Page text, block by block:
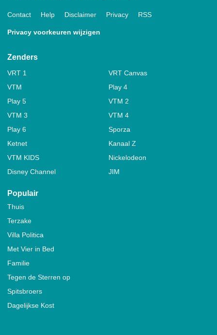
Contact Help Disclaimer Privacy RSS
Privacy voorkeuren wijzigen
Zenders
VRT 1
VRT Canvas
VTM
Play 4
Play 5
VTM 2
VTM 3
VTM 4
Play 6
Sporza
Ketnet
Kanaal Z
VTM KIDS
Nickelodeon
Disney Channel
JIM
Populair
Thuis
Terzake
Villa Politica
Met Vier in Bed
Familie
Tegen de Sterren op
Spitsbroers
Dagelijkse Kost